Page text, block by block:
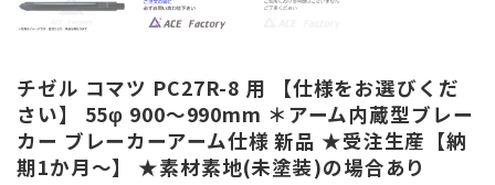
チゼル コマツ PC27R-8 用 【仕様をお選びくだ
さい】 55φ 900～990mm ＊アーム内蔵型ブレー
カー ブレーカーアーム仕様 新品 ★受注生産【納
期1か月～】 ★素材素地(未塗装)の場合あり